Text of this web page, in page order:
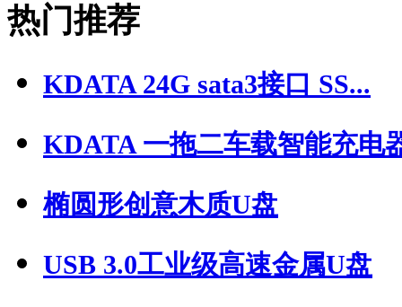
热门推荐
KDATA 24G sata3接口 SS...
KDATA 一拖二车载智能充电
椭圆形创意木质U盘
USB 3.0工业级高速金属U盘